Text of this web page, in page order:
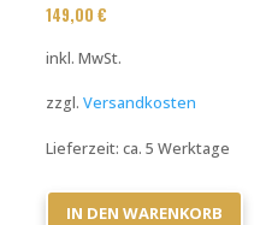
149,00€
inkl. MwSt.
zzgl.Versandkosten
Lieferzeit:ca. 5 Werktage
IN DEN WARENKORB